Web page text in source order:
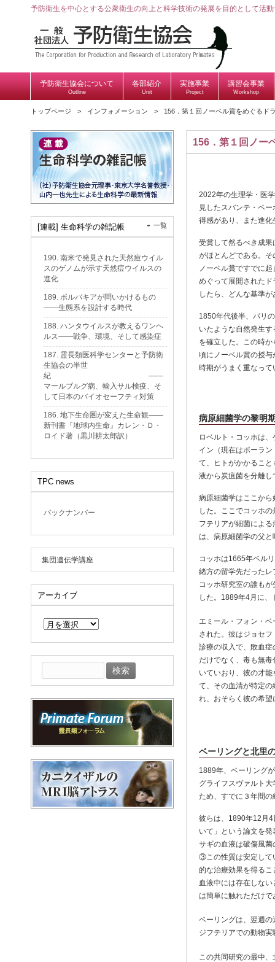
予防衛生を中心とする公衆衛生の向上と科学技術の発展を目的として活
予防衛生協会について
Outline
各部紹介
Unit
実施事業
Project
講習会事業
Workshop
トップページ インフォメーション 156．第１回ノーベル賞をめぐるド
156．第１回ノー
2022年の生理学・医
見したスバンテ・ペ
得感があり、また進
受賞して然るべき成
がほとんどである。
ノーベル賞ですでに
めぐって展開された
したら、どんな基準
1850年代後半、パリ
いたような自然発生
を確立した。この時
頃にノーベル賞の授
時期がうまく重なって
病原細菌学の黎明
ロベルト・コッホは
イン（現在はポーラ
て、ヒトがかかるこ
液から炭疽菌を分離
病原細菌学はここか
した。ここでコッホ
フテリアが細菌によ
は、病原細菌学の父と
コッホは1665年ベル
緒方の留学先だった
コッホ研究室の誰も
した。1889年4月に
エミール・フォン・
された。彼はジョセ
診療の収入で、敗血
だけでなく、毒も無
いていおり、彼の才
て、その血清が特定
れ、おそらく彼の希
ベーリングと北里
1889年、ベーリング
グライフスヴァルト
ため、すでに３年間
彼らは、1890年12月4
いて」という論文を
サギの血液は破傷風
③この性質は安定して
的な治療効果を得る
血液中には存在しな
は簡単に触れただけで
ベーリングは、翌週
ジフテリアでの動物
この共同研究の最中
[連載] 生命科学の雑記帳 一覧
190. 南米で発見された天然痘ウイル
スのゲノムが示す天然痘ウイルスの
進化
189. ボルバキアが問いかけるもの
——生態系を設計する時代
188. ハンタウイルスが教えるワンヘ
ルス——戦争、環境、そして感染症
187. 霊長類医科学センターと予防衛
生協会の半世
紀 ——
マールブルグ病、輸入サル検疫、そ
して日本のバイオセーフティ対策
186. 地下生命圏が変えた生命観——
新刊書『地球内生命』カレン・Ｄ・
ロイド著（黒川耕太郎訳）
TPC news
バックナンバー
集団遺伝学講座
アーカイブ
イ
ブ
索: